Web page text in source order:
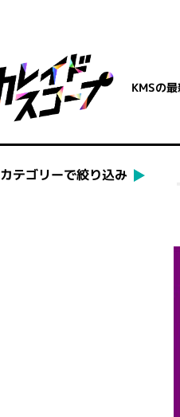
KMSの
カテゴリーで絞り込み